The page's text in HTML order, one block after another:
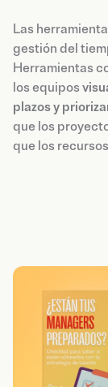
Las
gestión del
Herramientas
los equipos
plazos y
que los
que los